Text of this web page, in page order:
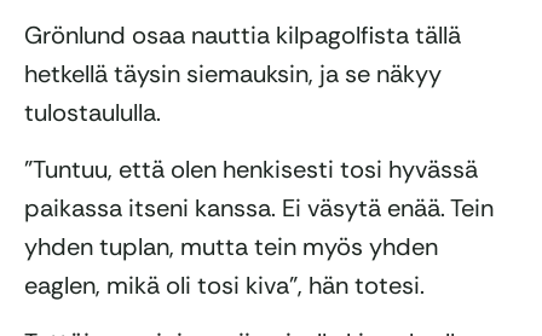
Grönlund osaa nauttia kilpagolfista tällä
hetkellä täysin siemauksin, ja se näkyy
tulostaululla.
”Tuntuu, että olen henkisesti tosi hyvässä
paikassa itseni kanssa. Ei väsytä enää. Tein
yhden tuplan, mutta tein myös yhden
eaglen, mikä oli tosi kiva”, hän totesi.